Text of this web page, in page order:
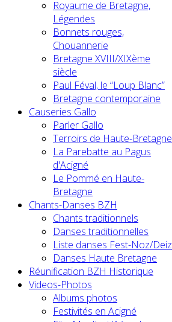
Royaume de Bretagne,
Légendes
Bonnets rouges,
Chouannerie
Bretagne XVIII/XIXème
siècle
Paul Féval, le “Loup Blanc”
Bretagne contemporaine
Causeries Gallo
Parler Gallo
Terroirs de Haute-Bretagne
La Parebatte au Pagus
d'Acigné
Le Pommé en Haute-
Bretagne
Chants-Danses BZH
Chants traditionnels
Danses traditionnelles
Liste danses Fest-Noz/Deiz
Danses Haute Bretagne
Réunification BZH Historique
Videos-Photos
Albums photos
Festivités en Acigné